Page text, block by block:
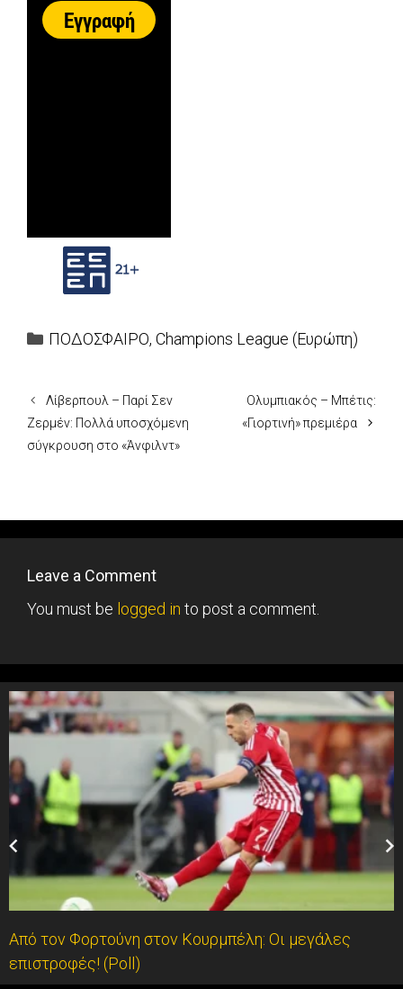
Categories
ΠΟΔΟΣΦΑΙΡΟ, Champions League (Ευρώπη)
Λίβερπουλ – Παρί Σεν
Ζερμέν: Πολλά υποσχόμενη
σύγκρουση στο «Άνφιλντ»
Ολυμπιακός – Μπέτις:
«Γιορτινή» πρεμιέρα
Leave a Comment
You must be logged in to post a comment.
Από τον Φορτούνη στον Κουρμπέλη: Οι μεγάλες
επιστροφές! (Poll)